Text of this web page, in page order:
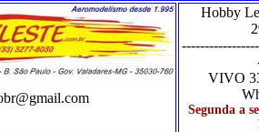
Hobby
VIVO
Segunda a